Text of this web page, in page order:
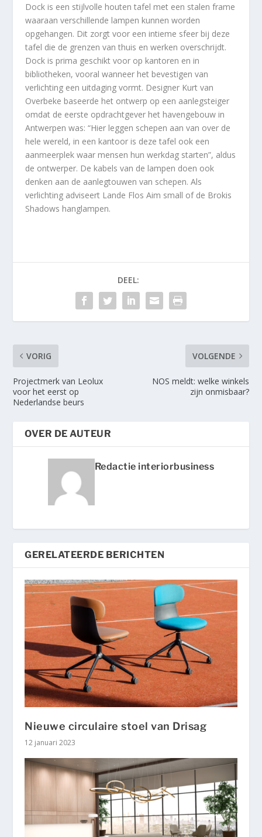
Dock is een stijlvolle houten tafel met een stalen frame
waaraan verschillende lampen kunnen worden
opgehangen. Dit zorgt voor een intieme sfeer bij deze
tafel die de grenzen van thuis en werken overschrijdt.
Dock is prima geschikt voor op kantoren en in
bibliotheken, vooral wanneer het bevestigen van
verlichting een uitdaging vormt. Designer Kurt van
Overbeke baseerde het ontwerp op een aanlegsteiger
omdat de eerste opdrachtgever het havengebouw in
Antwerpen was: “Hier leggen schepen aan van over de
hele wereld, in een kantoor is deze tafel ook een
aanmeerplek waar mensen hun werkdag starten”, aldus
de ontwerper. De kabels van de lampen doen ook
denken aan de aanlegtouwen van schepen. Als
verlichting adviseert Lande Flos Aim small of de Brokis
Shadows hanglampen.
DEEL:
VORIG
Projectmerk van Leolux
voor het eerst op
Nederlandse beurs
VOLGENDE
NOS meldt: welke winkels
zijn onmisbaar?
OVER DE AUTEUR
Redactie interiorbusiness
GERELATEERDE BERICHTEN
Nieuwe circulaire stoel van Drisag
12 januari 2023